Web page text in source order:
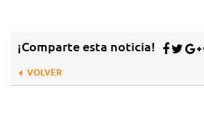
¡Comparte esta noticia!
VOLVER